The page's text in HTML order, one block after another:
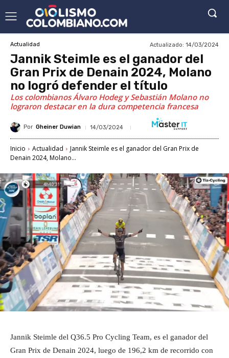
Actualidad Actualizado: 14/03/2024
Jannik Steimle es el ganador del
Gran Prix de Denain 2024, Molano
no logró defender el título
Los colombianos Álvaro Hodeg y Sebastián Molano no
lograron destacar en la dura competencia francesa
Por Gheiner Duwian 14/03/2024
Inicio Actualidad
Jannik Steimle es el ganador del Gran Prix de
Denain 2024, Molano...
Jannik Steimle del Q36.5 Pro Cycling Team, es el ganador del
Gran Prix de Denain 2024, luego de 196,2 km de recorrido con